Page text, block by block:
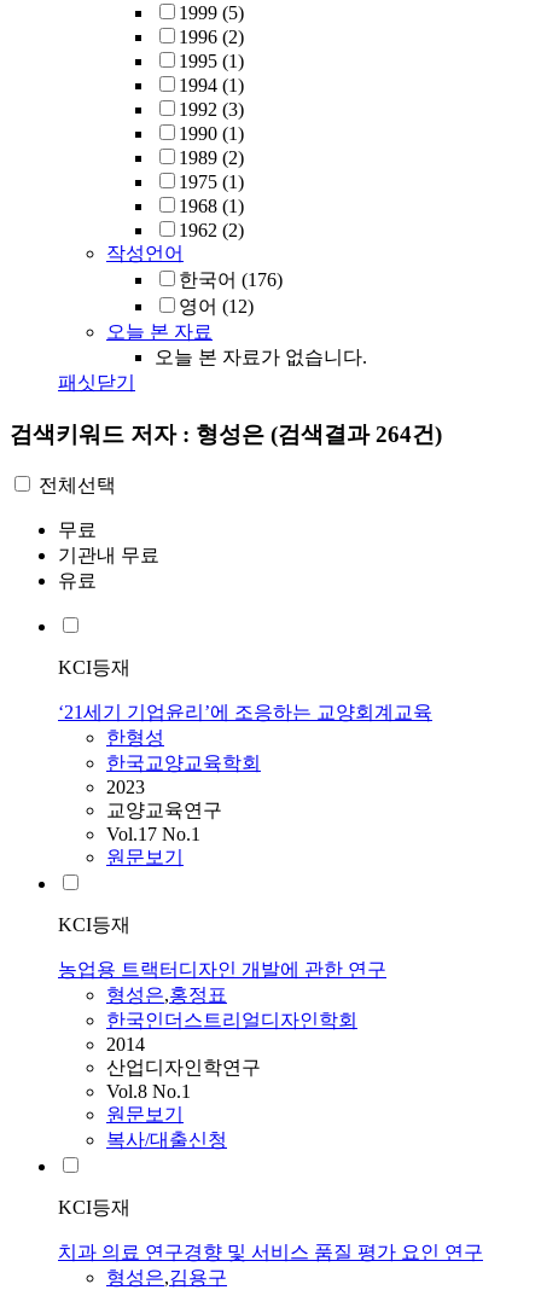
1999 (5)
1996 (2)
1995 (1)
1994 (1)
1992 (3)
1990 (1)
1989 (2)
1975 (1)
1968 (1)
1962 (2)
작성언어
한국어 (176)
영어 (12)
오늘 본 자료
오늘 본 자료가 없습니다.
패싯닫기
검색키워드 저자 : 형성은 (검색결과 264건)
전체선택
무료
기관내 무료
유료
KCI등재
‘21세기 기업윤리’에 조응하는 교양회계교육
한형성
한국교양교육학회
2023
교양교육연구
Vol.17 No.1
원문보기
KCI등재
농업용 트랙터디자인 개발에 관한 연구
형성은,홍정표
한국인더스트리얼디자인학회
2014
산업디자인학연구
Vol.8 No.1
원문보기
복사/대출신청
KCI등재
치과 의료 연구경향 및 서비스 품질 평가 요인 연구
형성은,김용구